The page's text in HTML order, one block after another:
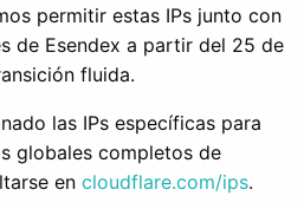
permitir estas IPs junto con
de Esendex a partir del 25 de
fluida.
las IPs específicas para
globales completos de
en cloudflare.com/ips.